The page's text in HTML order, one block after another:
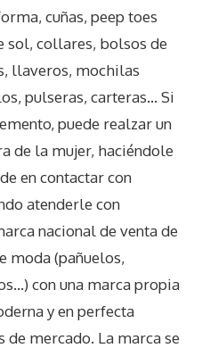
cuñas, peep toes
sol, collares, bolsos de
llaveros, mochilas
pulseras, carteras… Si
puede realzar un
de la mujer, haciéndole
en contactar con
atenderle con
nacional de venta de
moda (pañuelos,
con una marca propia
y en perfecta
de mercado. La marca se